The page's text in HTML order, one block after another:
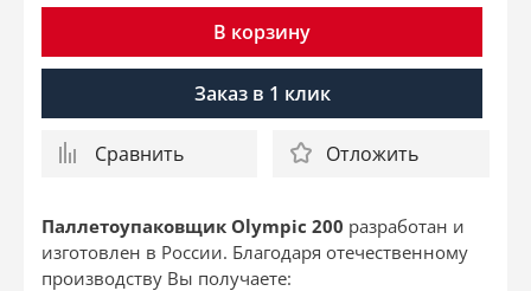
В корзину
Заказ в 1 клик
Сравнить Отложить
Паллетоупаковщик Olympic 200 разработан и
изготовлен в России. Благодаря отечественному
производству Вы получаете: